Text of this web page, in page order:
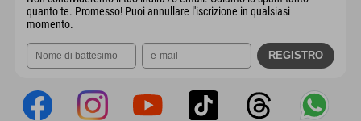
quanto te. Promesso! Puoi annullare l'iscrizione in qualsiasi
momento.